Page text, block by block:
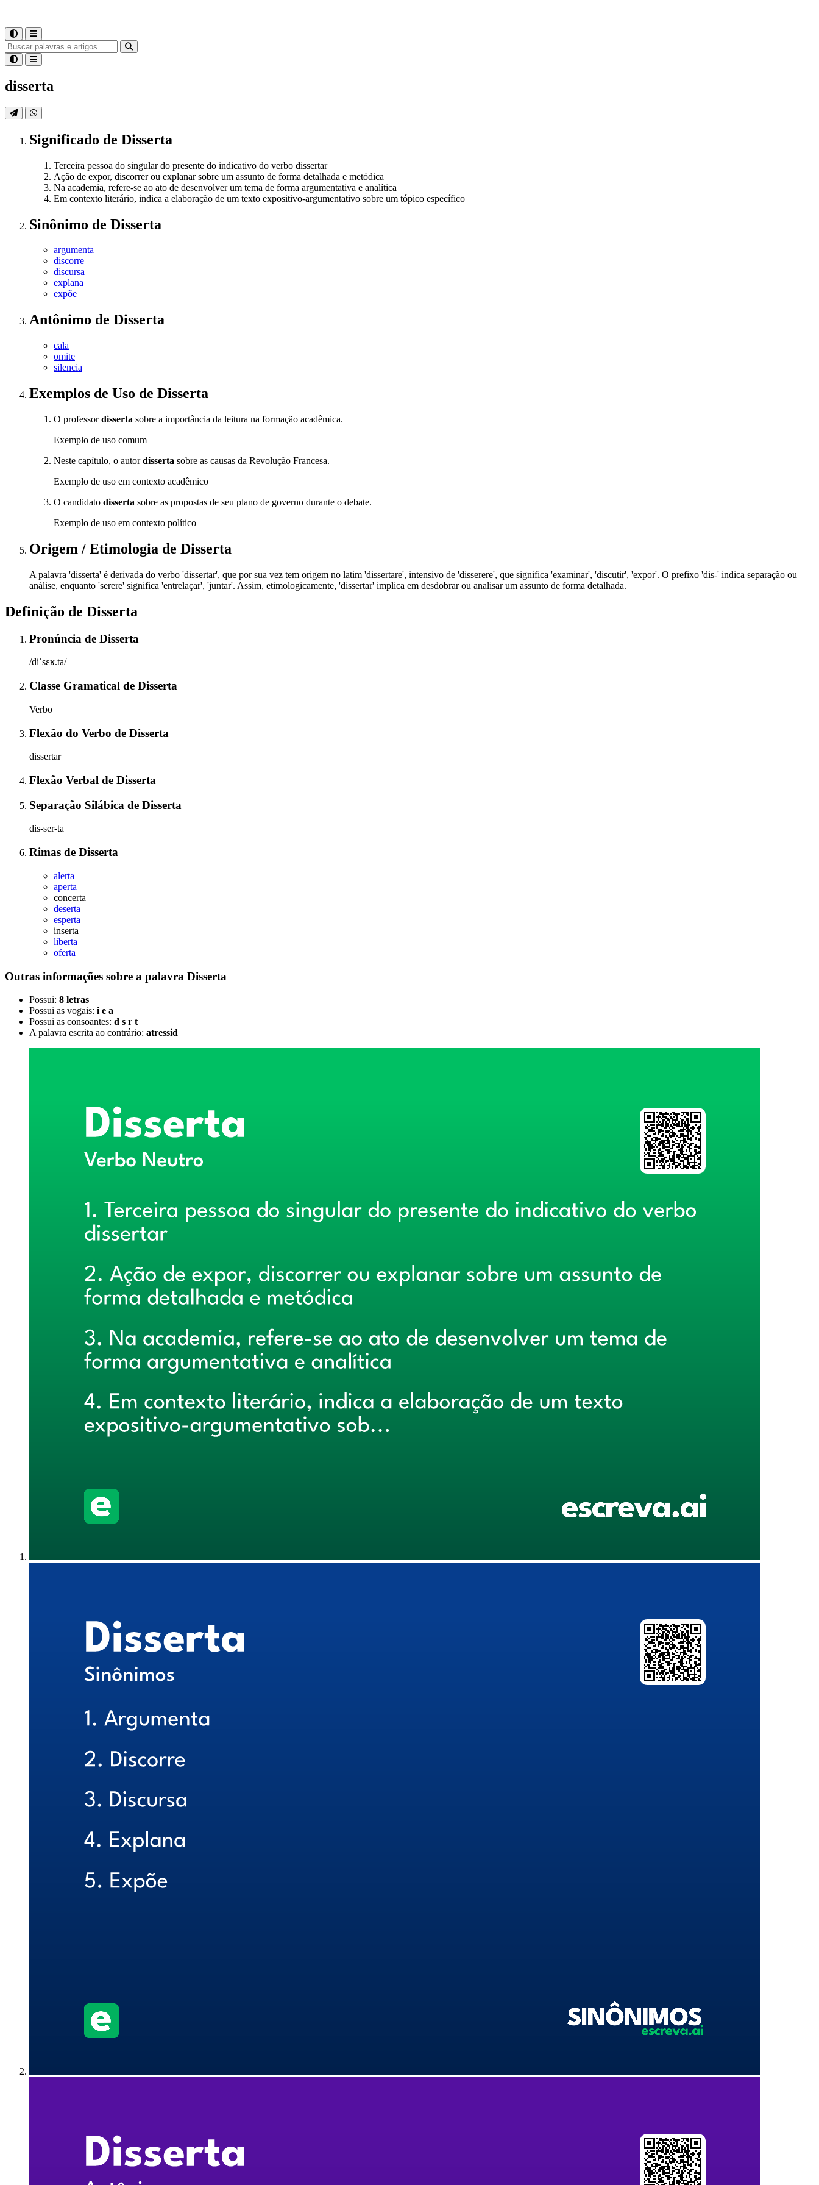
disserta
Significado de Disserta
Terceira pessoa do singular do presente do indicativo do verbo dissertar
Ação de expor, discorrer ou explanar sobre um assunto de forma detalhada e metódica
Na academia, refere-se ao ato de desenvolver um tema de forma argumentativa e analítica
Em contexto literário, indica a elaboração de um texto expositivo-argumentativo sobre um tópico específico
Sinônimo de Disserta
argumenta
discorre
discursa
explana
expõe
Antônimo de Disserta
cala
omite
silencia
Exemplos de Uso de Disserta
O professordisserta sobre a importância da leitura na formação acadêmica.
Exemplo de uso comum
Neste capítulo, o autordisserta sobre as causas da Revolução Francesa.
Exemplo de uso em contexto acadêmico
O candidato disserta sobre as propostas de seu plano de governo durante o debate.
Exemplo de uso em contexto político
Origem / Etimologia de Disserta
A palavra 'disserta' é derivada do verbo 'dissertar', que por sua vez tem origem no latim 'dissertare', intensivo de 'disserere', que significa 'examinar', 'discutir', 'expor'. O prefixo 'dis-' indica separação ou
análise, enquanto 'serere' significa 'entrelaçar', 'juntar'. Assim, etimologicamente, 'dissertar' implica em desdobrar ou analisar um assunto de forma detalhada.
Definição de Disserta
Pronúncia de Disserta
/diˈsɛʁ.ta/
Classe Gramatical de Disserta
Verbo
Flexão do Verbo de Disserta
dissertar
Flexão Verbal de Disserta
Separação Silábica de Disserta
dis-ser-ta
Rimas de Disserta
alerta
aperta
concerta
deserta
esperta
inserta
liberta
oferta
Outras informações sobre a palavra Disserta
Possui: 8 letras
Possui as vogais: i e a
Possui as consoantes: d s r t
A palavra escrita ao contrário: atressid